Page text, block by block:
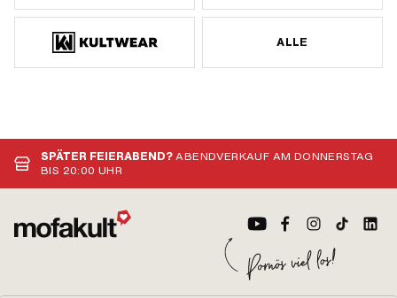
ALLE
SPÄTER FEIERABEND?ABENDVERKAUF AM DONNERSTAG
BIS 20:00 UHR